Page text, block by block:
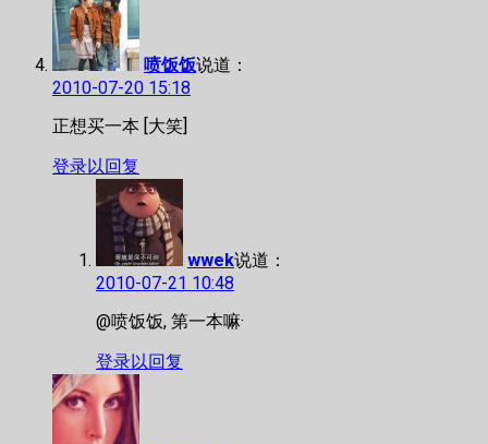
喷饭饭说道：
2010-07-20 15:18
正想买一本 [大笑]
登录以回复
wwek说道：
2010-07-21 10:48
@喷饭饭, 第一本嘛·
登录以回复